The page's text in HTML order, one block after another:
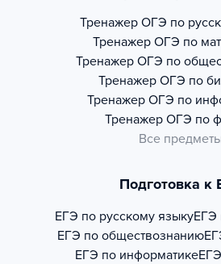
Тренажер ОГЭ по
Тренажер ОГЭ по
Тренажер ОГЭ по
Тренажер ОГЭ по
Тренажер ОГЭ по
Тренажер ОГЭ по
Все
Подготовка к
ЕГЭ по русскому языкуЕГЭ
ЕГЭ по обществознанию
ЕГЭ по информатике